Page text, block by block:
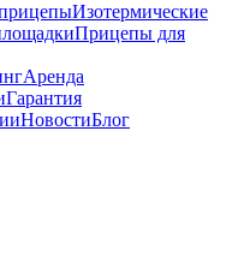
Изотермические
Прицепы для
Аренда
Гарантия
НовостиБлог